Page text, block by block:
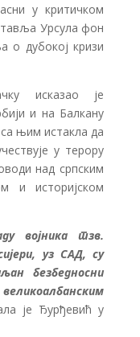
у критичком
Урсула фон
о дубокој кризи
исказао је
и на Балкану
њим истакла да
у терору
над српским
и историјском
војника тзв.
уз САД, су
безбедносни
је Ђурђевић у